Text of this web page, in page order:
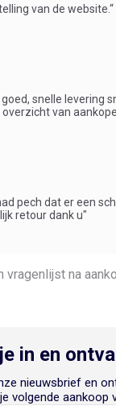
van de website.“
snelle levering
van
pech dat er een
retour dank u"
vragenlijst na
in en
nieuwsbrief en
volgende aankoop